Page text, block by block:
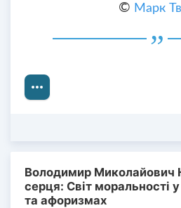
© Марк
Володимир Миколайович
серця: Світ моральності
та афоризмах